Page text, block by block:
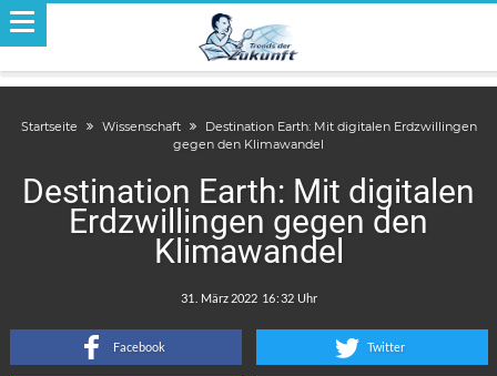
Startseite Wissenschaft
Destination Earth: Mit digitalen Erdzwillingen
gegen den Klimawandel
Destination Earth: Mit digitalen
Erdzwillingen gegen den
Klimawandel
:
Facebook Twitter